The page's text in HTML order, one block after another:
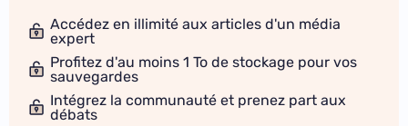
Accédez en illimité aux articles d'un média
expert
Profitez d'au moins 1 To de stockage pour vos
sauvegardes
Intégrez la communauté et prenez part aux
débats